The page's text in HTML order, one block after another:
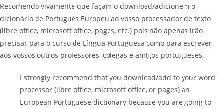
Recomendo vivamente que façam o download/adicionem o
dicionário de Português Europeu ao vosso processador de texto
(libre office, microsoft office, pages, etc.) pois não apenas irão
precisar para o curso de Língua Portuguesa como para escrever
aos vossos outros professores, colegas e amigos portugueses.
I strongly recommend that you download/add to your word
processor (libre office, microsoft office, or pages) an
European Portuguese dictionary because you are going to